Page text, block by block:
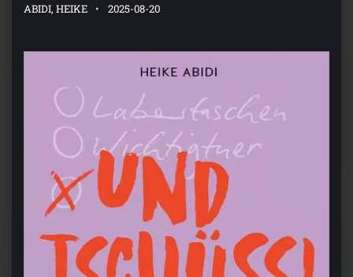
ABIDI, HEIKE 2025-08-20